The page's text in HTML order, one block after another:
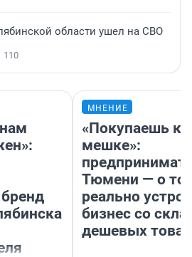
области ушел на СВО
110
МНЕНИЕ
«Покупаешь
мешке»:
Тюмени — о
реально
бизнес со
дешевых